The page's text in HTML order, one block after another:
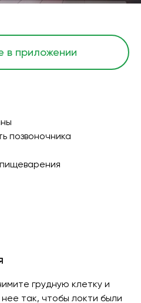
в приложении
позвоночника
грудную клетку и
так, чтобы локти были